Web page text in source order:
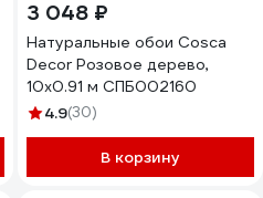
3 048 ₽
Натуральные обои Cosca
Decor Розовое дерево,
10x0.91 м СПБ002160
4.9(30)
В корзину